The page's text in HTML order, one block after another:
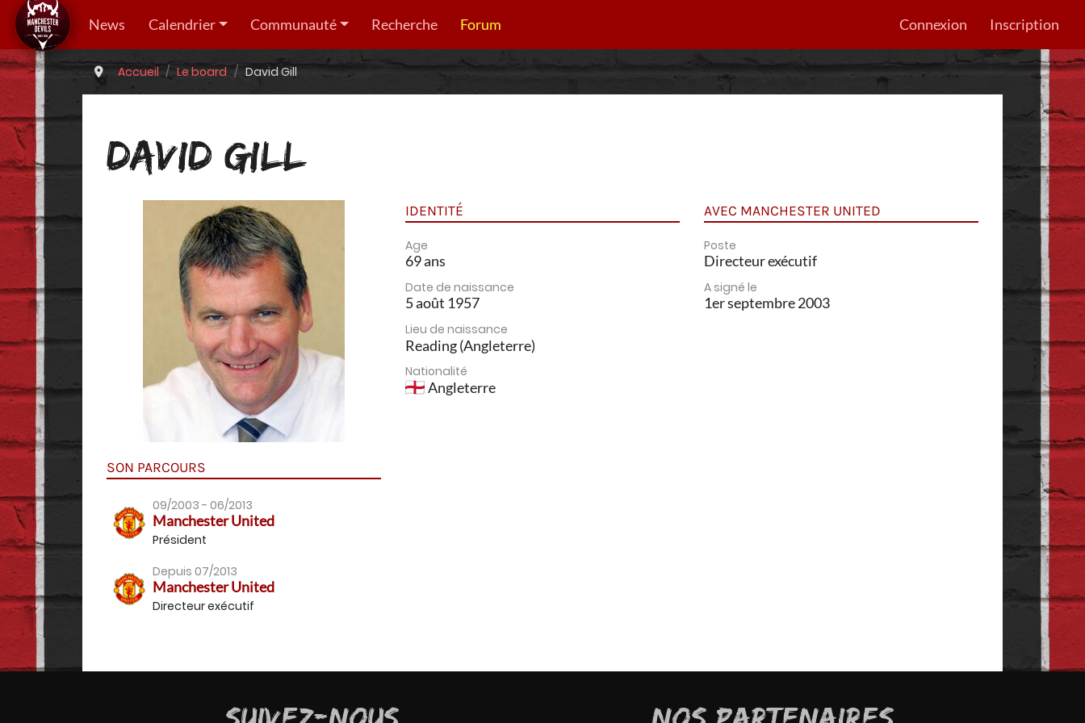
News Calendrier Communauté Recherche Forum Connexion Inscription
Accueil Le board David Gill
DAVID GILL
IDENTITÉ
Age
69 ans
Date de naissance
5 août 1957
Lieu de naissance
Reading (Angleterre)
Nationalité
Angleterre
AVEC MANCHESTER UNITED
Poste
Directeur exécutif
A signé le
1er septembre 2003
SON PARCOURS
09/2003 - 06/2013
Manchester United
Président
Depuis 07/2013
Manchester United
Directeur exécutif